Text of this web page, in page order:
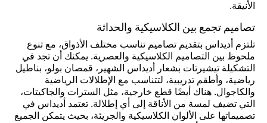
الأنيقة.
تصاميم تجمع بين الكلاسيكية والحداثة
تلتزم أديداس بتقديم تصاميم تناسب مختلف الأذواق، مع تنوع
ملحوظ بين التصاميم الكلاسيكية والعصرية. يمكنك أن تجد في
التشكيلة تيشيرتات بشعار أديداس الشهير، قمصان بولو، بناطيل
رياضية، وأطقم تدريبية، لتتناسب مع الإطلالات الرياضية
والكاجوال. هناك أيضًا قطع خارجية، مثل السترات والجاكيتات،
التي تضيف لمسة من الأناقة إلى أي إطلالة. تعتمد أديداس في
تصميماتها على الألوان الكلاسيكية والجريئة، بحيث يتمكن الجميع